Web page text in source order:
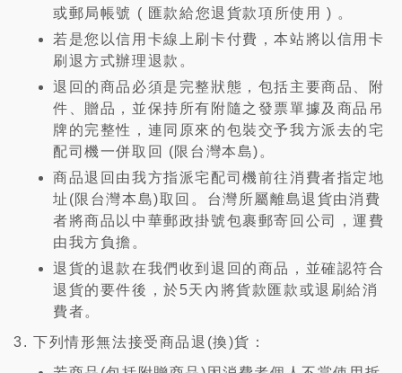
或郵局帳號 ( 匯款給您退貨款項所使用 ) 。
若是您以信用卡線上刷卡付費，本站將以信用卡
刷退方式辦理退款。
退回的商品必須是完整狀態，包括主要商品、附
件、贈品，並保持所有附隨之發票單據及商品吊
牌的完整性，連同原來的包裝交予我方派去的宅
配司機一併取回 (限台灣本島)。
商品退回由我方指派宅配司機前往消費者指定地
址(限台灣本島)取回。台灣所屬離島退貨由消費
者將商品以中華郵政掛號包裹郵寄回公司，運費
由我方負擔。
退貨的退款在我們收到退回的商品，並確認符合
退貨的要件後，於5天內將貨款匯款或退刷給消
費者。
下列情形無法接受商品退(換)貨：